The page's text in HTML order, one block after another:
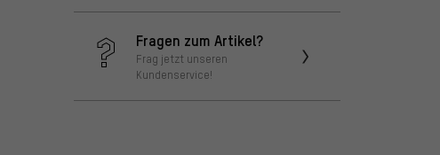
Fragen zum Artikel?
Frag jetzt unseren
Kundenservice!